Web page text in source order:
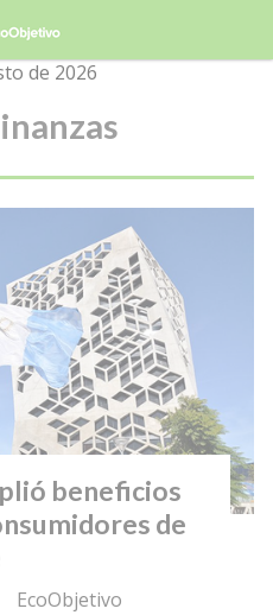
de 2026
beneficios
de
EcoObjetivo